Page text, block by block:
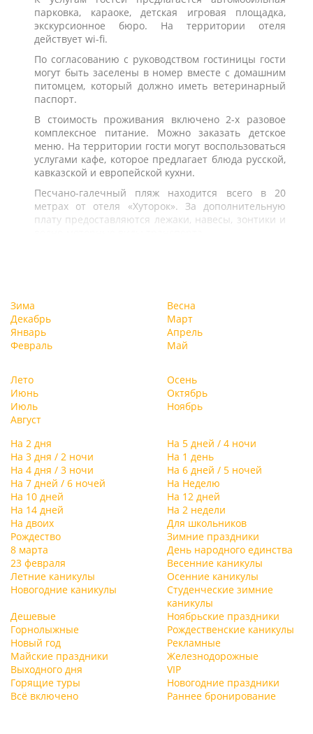
парковка, караоке, детская игровая площадка,
экскурсионное бюро. На территории отеля
действует wi-fi.
По согласованию с руководством гостиницы гости
могут быть заселены в номер вместе с домашним
питомцем, который должно иметь ветеринарный
паспорт.
В стоимость проживания включено 2-х разовое
комплексное питание. Можно заказать детское
меню. На территории гости могут воспользоваться
услугами кафе, которое предлагает блюда русской,
кавказской и европейской кухни.
Песчано-галечный пляж находится всего в 20
метрах от отеля «Хуторок». За дополнительную
плату предоставляются лежаки, навесы, зонтики и
Зима
Декабрь
Январь
Февраль
Весна
Март
Апрель
Май
Лето
Июнь
Июль
Август
Осень
Октябрь
Ноябрь
На 2 дня
На 5 дней / 4 ночи
На 3 дня / 2 ночи
На 1 день
На 4 дня / 3 ночи
На 6 дней / 5 ночей
На 7 дней / 6 ночей
На Неделю
На 10 дней
На 12 дней
На 14 дней
На 2 недели
На двоих
Для школьников
Рождество
Зимние праздники
8 марта
День народного единства
23 февраля
Весенние каникулы
Летние каникулы
Осенние каникулы
Новогодние каникулы
Студенческие зимние
каникулы
Дешевые
Ноябрьские праздники
Горнолыжные
Рождественские каникулы
Новый год
Рекламные
Майские праздники
Железнодорожные
Выходного дня
VIP
Горящие туры
Новогодние праздники
Всё включено
Раннее бронирование